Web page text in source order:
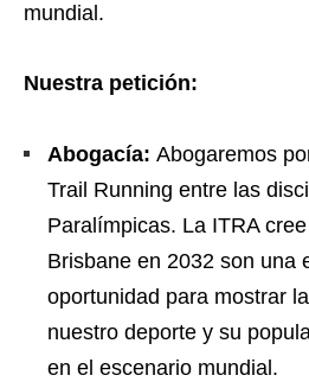
mundial.
Nuestra petición:
Abogacía: Abogaremos
Trail Running entre las
Paralímpicas. La ITRA
Brisbane en 2032 son una
oportunidad para mostrar
nuestro deporte y su
en el escenario mundial.